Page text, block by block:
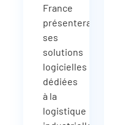
France
présentera
ses
solutions
logicielles
dédiées
à la
logistique